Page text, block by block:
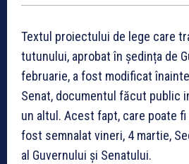
Textul proiectului de lege care
tutunului, aprobat în ședința de
februarie, a fost modificat
Senat, documentul făcut public
un altul. Acest fapt, care poate fi
fost semnalat vineri, 4 martie,
al Guvernului și Senatului.